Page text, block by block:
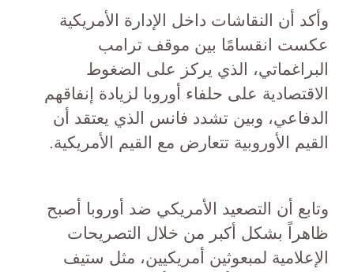
وأكد أن النقاشات داخل الإدارة الأمريكية
عكست انقسامًا بين موقف ترامب
البراغماتي، الذي يركز على الضغوط
الاقتصادية على حلفاء أوروبا لزيادة إنفاقهم
الدفاعي، وبين تشدد فانس الذي يعتقد أن
القيم الأوروبية تتعارض مع القيم الأمريكية.
وتابع أن التصعيد الأمريكي ضد أوروبا أصبح
ظاهراً بشكل أكبر من خلال التصريحات
الإعلامية لمبعوثين أمريكيين، مثل ستيف